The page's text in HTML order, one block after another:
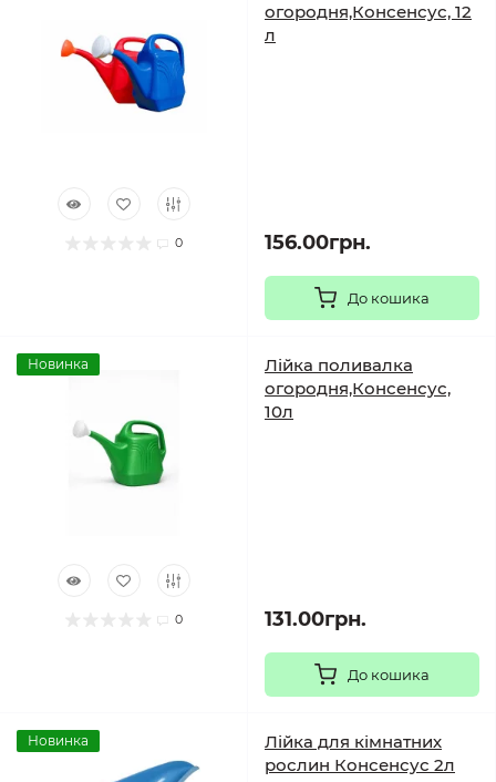
0
огородня,Консенсус, 12
л
156.00грн.
До кошика
Новинка
0
Лійка поливалка
огородня,Консенсус,
10л
131.00грн.
До кошика
Новинка
Лійка для кімнатних
рослин Консенсус 2л